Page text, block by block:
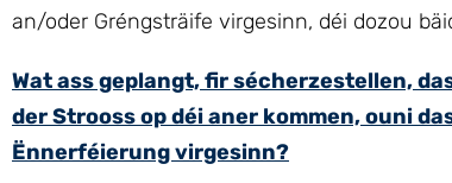
an/oder Gréngsträife virgesinn, déi dozou
Wat ass geplangt, fir sécherzestellen,
der Strooss op déi aner kommen, ouni
Ënnerféierung virgesinn?